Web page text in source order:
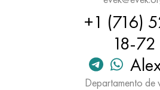
+1 (716)
18-72
Departamento de